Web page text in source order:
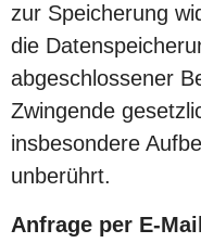
zur Speicherung
die
abgeschlossener
Zwingende
insbesondere
unberührt.
Anfrage per E-